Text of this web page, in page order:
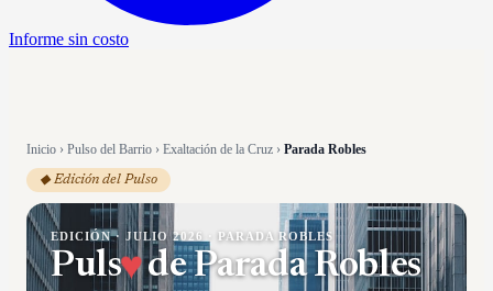
Informe sin costo
Inicio › Pulso del Barrio › Exaltación de la Cruz › Parada Robles
◆ Edición del Pulso
EDICIÓN · JULIO 2026 PARADA ROBLES
Puls♥deParada Robles